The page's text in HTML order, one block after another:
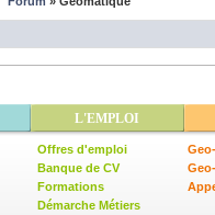
L'EMPLOI
Offres d'emploi
Banque de CV
Formations
Démarche Métiers